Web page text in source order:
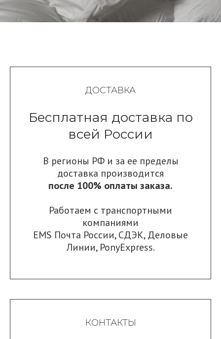
ДОСТАВКА
Бесплатная доставка по
всей России
В регионы РФ и за ее пределы
доставка производится
после 100% оплаты заказа.
Работаем с транспортными
компаниями
EMS Почта России,СДЭК,Деловые
Линии, PonyExpress.
КОНТАКТЫ